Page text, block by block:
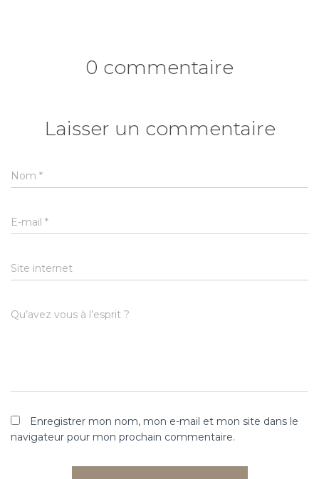
0 commentaire
Laisser un commentaire
Nom *
E-mail *
Site internet
Qu’avez vous à l’esprit ?
Enregistrer mon nom, mon e-mail et mon site dans le
navigateur pour mon prochain commentaire.